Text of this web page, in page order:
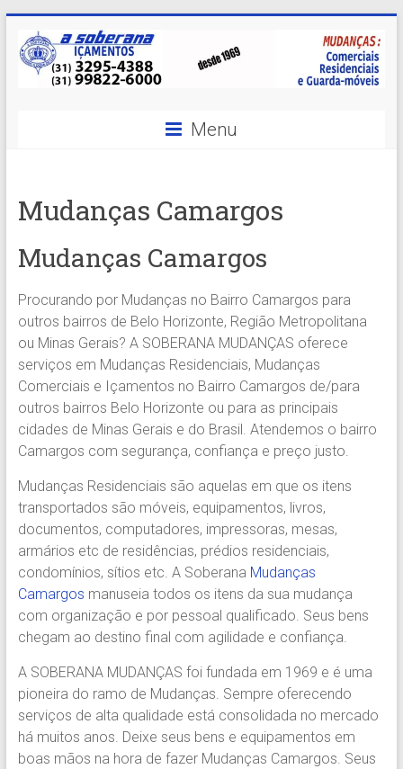
content
A
MELHOR
em
Içamentos
em
BH
e
Região.
Segurança,
Agilidade
Confiança.
31.2510-
Içamento.
Içamento
é
com
A
Soberana
Içamentos.
Menu
Mudanças Camargos
Mudanças Camargos
Procurando por Mudanças no Bairro Camargos para
outros bairros de Belo Horizonte, Região Metropolitana
ou Minas Gerais? A SOBERANA MUDANÇAS oferece
serviços em Mudanças Residenciais, Mudanças
Comerciais e Içamentos no Bairro Camargos de/para
outros bairros Belo Horizonte ou para as principais
cidades de Minas Gerais e do Brasil. Atendemos o bairro
Camargos com segurança, confiança e preço justo.
Mudanças Residenciais são aquelas em que os itens
transportados são móveis, equipamentos, livros,
documentos, computadores, impressoras, mesas,
armários etc de residências, prédios residenciais,
condomínios, sítios etc. A Soberana Mudanças
Camargos manuseia todos os itens da sua mudança
com organização e por pessoal qualificado. Seus bens
chegam ao destino final com agilidade e confiança.
A SOBERANA MUDANÇAS foi fundada em 1969 e é uma
pioneira do ramo de Mudanças. Sempre oferecendo
serviços de alta qualidade está consolidada no mercado
há muitos anos. Deixe seus bens e equipamentos em
boas mãos na hora de fazer Mudanças Camargos. Seus